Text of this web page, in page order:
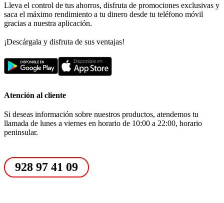
Lleva el control de tus ahorros, disfruta de promociones exclusivas y
saca el máximo rendimiento a tu dinero desde tu teléfono móvil
gracias a nuestra aplicación.
¡Descárgala y disfruta de sus ventajas!
Atención al cliente
Si deseas información sobre nuestros productos, atendemos tu
llamada de lunes a viernes en horario de 10:00 a 22:00, horario
peninsular.
928 97 41 09